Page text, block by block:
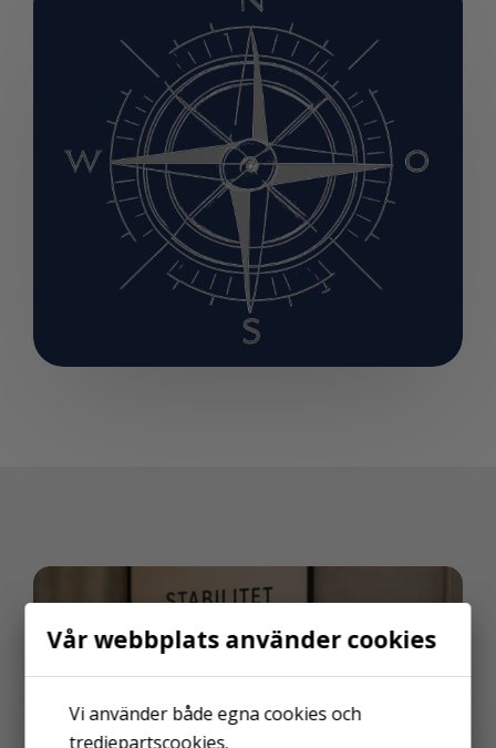
Vår webbplats använder cookies
Vi använder både egna cookies och
tredjepartscookies.